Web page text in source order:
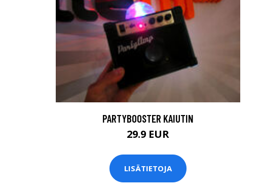
PARTYBOOSTER KAIUTIN
29.9 EUR
LISÄTIETOJA